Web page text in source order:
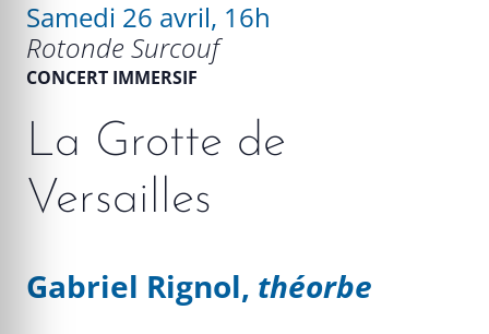
Samedi 26 avril, 16h
Rotonde Surcouf
CONCERT IMMERSIF
La Grotte de
Versailles
Gabriel Rignol, théorbe